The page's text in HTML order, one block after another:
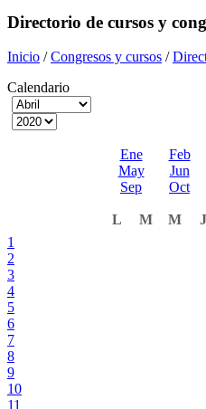
Directorio de cursos y
Inicio /Congresos y cursos /
Calendario
Ene Feb
May
Jun
Sep
Oct
L M M J
1
2
3
4
5
6
7
8
9
10
11